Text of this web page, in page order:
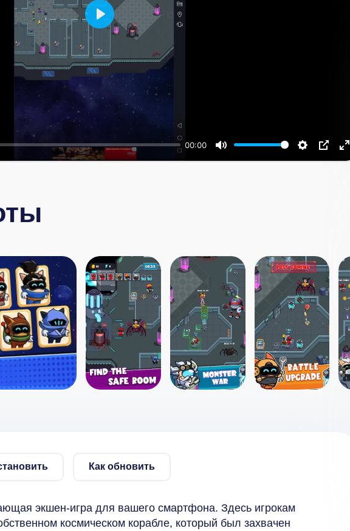
00:00
Воспроизвести
Как обновить
экшен-игра для вашего смартфона. Здесь игрокам
космическом корабле, который был захвачен